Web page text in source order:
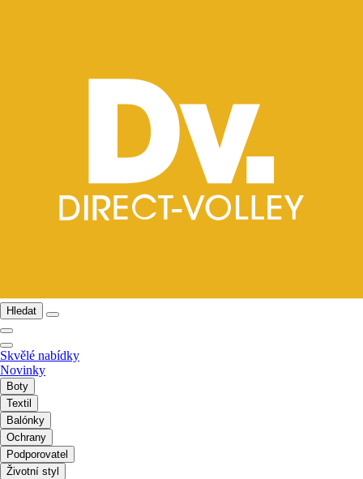
Hledat
Skvělé nabídky
Novinky
Boty
Textil
Balónky
Ochrany
Podporovatel
Životní styl